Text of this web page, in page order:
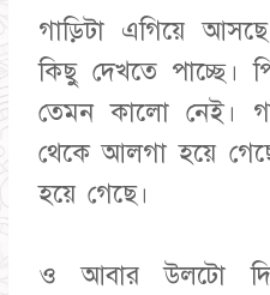
গাড়িটা এগিয়ে
কিছু দেখতে
তেমন কালো নেই।
থেকে আলগা হয়ে
হয়ে গেছে।
ও আবার উলটো